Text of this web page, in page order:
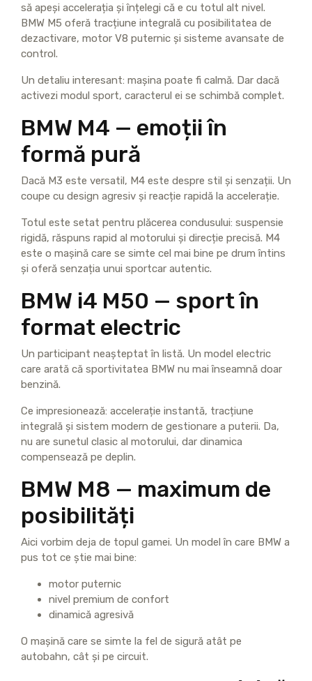
să apeși accelerația și înțelegi că e cu totul alt nivel.
BMW M5 oferă tracțiune integrală cu posibilitatea de
dezactivare, motor V8 puternic și sisteme avansate de
control.
Un detaliu interesant: mașina poate fi calmă. Dar dacă
activezi modul sport, caracterul ei se schimbă complet.
BMW M4 — emoții în
formă pură
Dacă M3 este versatil, M4 este despre stil și senzații. Un
coupe cu design agresiv și reacție rapidă la accelerație.
Totul este setat pentru plăcerea condusului: suspensie
rigidă, răspuns rapid al motorului și direcție precisă. M4
este o mașină care se simte cel mai bine pe drum întins
și oferă senzația unui sportcar autentic.
BMW i4 M50 — sport în
format electric
Un participant neașteptat în listă. Un model electric
care arată că sportivitatea BMW nu mai înseamnă doar
benzină.
Ce impresionează: accelerație instantă, tracțiune
integrală și sistem modern de gestionare a puterii. Da,
nu are sunetul clasic al motorului, dar dinamica
compensează pe deplin.
BMW M8 — maximum de
posibilități
Aici vorbim deja de topul gamei. Un model în care BMW a
pus tot ce știe mai bine:
motor puternic
nivel premium de confort
dinamică agresivă
O mașină care se simte la fel de sigură atât pe
autobahn, cât și pe circuit.